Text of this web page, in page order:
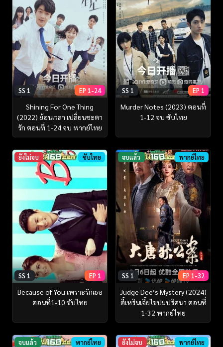
SS 1 EP 1-24
Shining For One Thing
(2022) ย้อนเวลา เปลี่ยนชะตา
รัก ตอนที่ 1-24 จบ พากย์ไทย
SS 1 EP 1
Murder Notes (2023) ตอนที่
1-12 จบ ซับไทย
ยังไม่จบ ซับไทย
SS 1 EP 1
Because of You เพราะรักเธอ
ตอนที่1-10 ซับไทย
จบแล้ว พากย์ไทย
SS 1 EP 1-32
Judge Dee’s Mystery (2024)
ตี๋เหรินเจี๋ยไขปมปริศนา ตอนที่
1-32 พากย์ไทย
จบแล้ว พากย์ไทย ยังไม่จบ พากย์ไทย